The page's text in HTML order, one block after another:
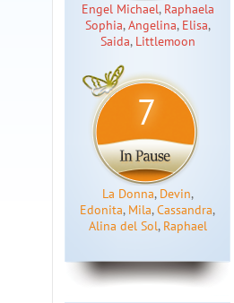
Engel Michael, Raphaela
Sophia,Angelina, Elisa,
Saida, Littlemoon
7
La Donna, Devin,
Edonita, Mila,Cassandra,
Alina del Sol, Raphael